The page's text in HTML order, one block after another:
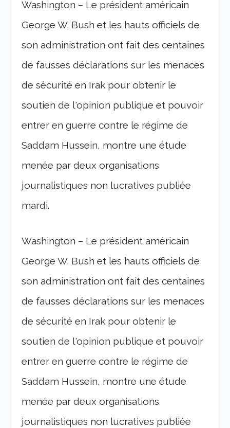
Washington – Le président américain
George W. Bush et les hauts officiels de
son administration ont fait des centaines
de fausses déclarations sur les menaces
de sécurité en Irak pour obtenir le
soutien de l'opinion publique et pouvoir
entrer en guerre contre le régime de
Saddam Hussein, montre une étude
menée par deux organisations
journalistiques non lucratives publiée
mardi.
Washington – Le président américain
George W. Bush et les hauts officiels de
son administration ont fait des centaines
de fausses déclarations sur les menaces
de sécurité en Irak pour obtenir le
soutien de l'opinion publique et pouvoir
entrer en guerre contre le régime de
Saddam Hussein, montre une étude
menée par deux organisations
journalistiques non lucratives publiée